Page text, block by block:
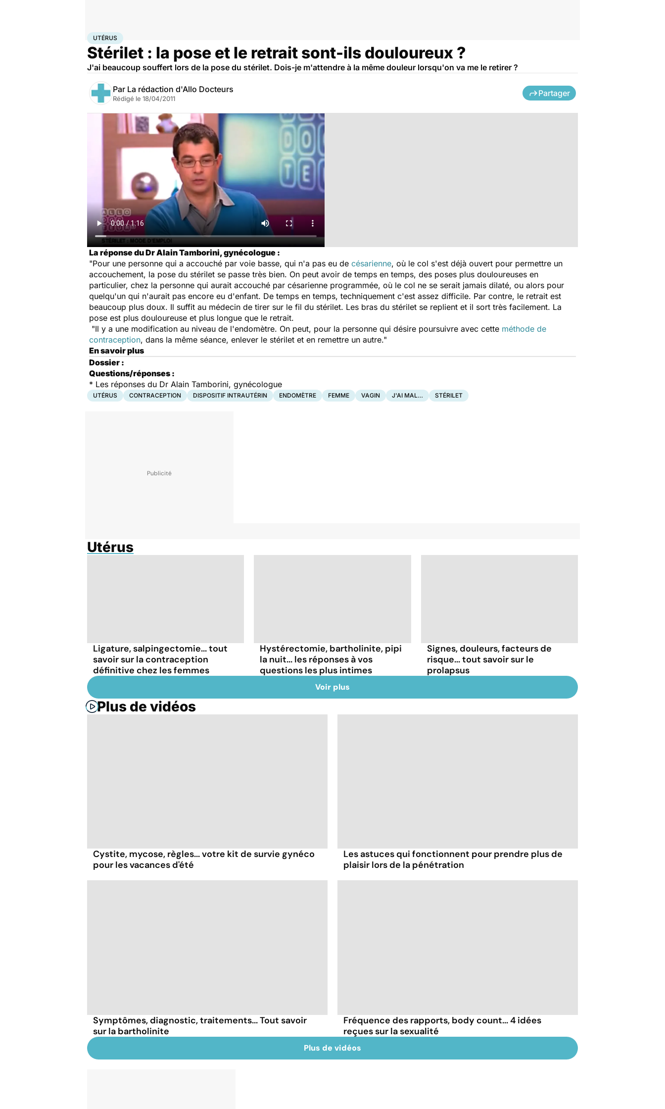
AccueilSanté
UTÉRUS
Stérilet : la pose et le retrait sont-ils douloureux ?
J'ai beaucoup souffert lors de la pose du stérilet. Dois-je m'attendre à la même douleur lorsqu'on va me le retirer ?
Par La rédaction d'Allo Docteurs
Rédigé le 18/04/2011
Partager
La réponse du Dr Alain Tamborini, gynécologue :
"Pour une personne qui a accouché par voie basse, qui n'a pas eu de césarienne, où le col s'est déjà ouvert pour permettre un
accouchement, la pose du stérilet se passe très bien. On peut avoir de temps en temps, des poses plus douloureuses en
particulier, chez la personne qui aurait accouché par césarienne programmée, où le col ne se serait jamais dilaté, ou alors pour
quelqu'un qui n'aurait pas encore eu d'enfant. De temps en temps, techniquement c'est assez difficile. Par contre, le retrait est
beaucoup plus doux. Il suffit au médecin de tirer sur le fil du stérilet. Les bras du stérilet se replient et il sort très facilement. La
pose est plus douloureuse et plus longue que le retrait.
"Il y a une modification au niveau de l'endomètre. On peut, pour la personne qui désire poursuivre avec cette méthode de
contraception, dans la même séance, enlever le stérilet et en remettre un autre."
En savoir plus
Dossier :
Questions/réponses :
* Les réponses du Dr Alain Tamborini, gynécologue
UTÉRUS CONTRACEPTION DISPOSITIF INTRAUTÉRIN ENDOMÈTRE FEMME VAGIN J'AI MAL… STÉRILET
Utérus
Ligature, salpingectomie... tout
savoir sur la contraception
définitive chez les femmes
Hystérectomie, bartholinite, pipi
la nuit... les réponses à vos
questions les plus intimes
Signes, douleurs, facteurs de
risque... tout savoir sur le
prolapsus
Voir plus
Plus de vidéos
Cystite, mycose, règles... votre kit de survie gynéco
pour les vacances d'été
Les astuces qui fonctionnent pour prendre plus de
plaisir lors de la pénétration
Symptômes, diagnostic, traitements... Tout savoir
sur la bartholinite
Fréquence des rapports, body count... 4 idées
reçues sur la sexualité
Plus de vidéos